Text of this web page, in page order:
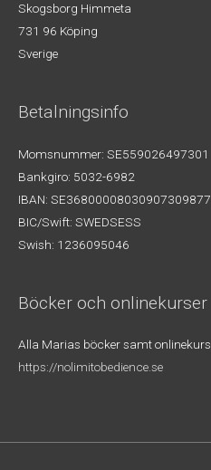
Skogsborg Himmeta
731 96 Köping
Sverige
Betalningsinfo
Momsnummer: SE559026497301
Bankgiro: 5032-6982
IBAN:
BIC/Swift: SWEDSESS
Swish: 1236095046
Böcker och onlinekurser
Alla Marias böcker samt
https://nolimitobedience.se